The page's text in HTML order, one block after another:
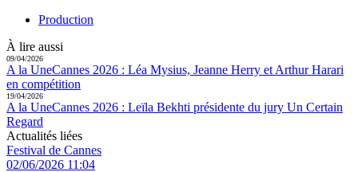
Production
À lire aussi
09/04/2026
A la UneCannes 2026 : Léa Mysius, Jeanne Herry et Arthur Harari
en compétition
19/04/2026
A la UneCannes 2026 : Leïla Bekhti présidente du jury Un Certain
Regard
Actualités liées
Festival de Cannes
02/06/2026 11:04